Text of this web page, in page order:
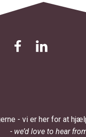
- vi er her for at
- we’d love to hear